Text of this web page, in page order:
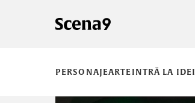
PERSONAJEARTEINTRĂ LA IDEI